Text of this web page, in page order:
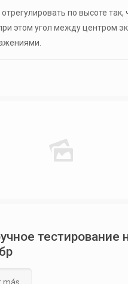
по высоте так,
этом угол между центром
тестирование